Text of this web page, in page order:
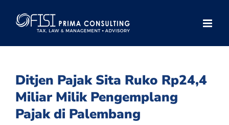
Ditjen Pajak Sita Ruko Rp24,4
Miliar Milik Pengemplang
Pajak di Palembang